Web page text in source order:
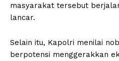
masyarakat tersebut
lancar.
Selain itu, Kapolri menilai
berpotensi menggerakkan